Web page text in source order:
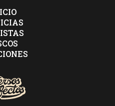
las iglesias por igual,